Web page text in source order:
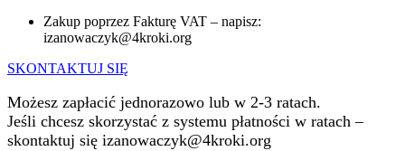
Zakup poprzez Fakturę VAT – napisz:
izanowaczyk@4kroki.org
SKONTAKTUJ SIĘ
Możesz zapłacić jednorazowo lub w 2-3 ratach.
Jeśli chcesz skorzystać z systemu płatności w ratach –
skontaktuj się izanowaczyk@4kroki.org